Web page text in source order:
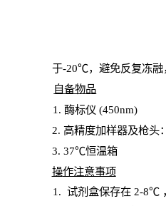
于-20℃，避免反复冻融
自备物品
1 . 酶标仪 (450nm)
2. 高精度加样器及枪头：
3. 37℃恒温箱
操作注意事项
1. 试剂盒保存在 2-8℃